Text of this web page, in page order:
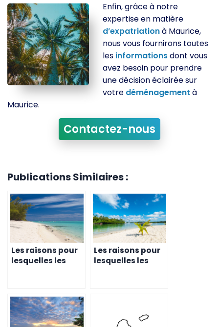
Enfin, grâce à notre
expertise en matière
d’expatriationà Maurice,
nous vous fournirons toutes
les informationsdont vous
avez besoin pour prendre
une décision éclairée sur
votre déménagement à
Maurice.
Contactez-nous
Publications Similaires :
Les raisons pour
lesquelles les
monter leur
entreprise
Les raisons pour
lesquelles les
entreprise et